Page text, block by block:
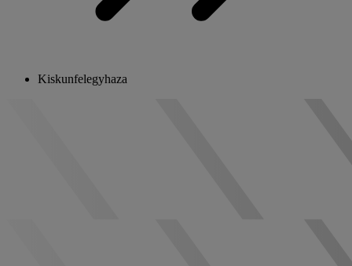
Kiskunfelegyhaza